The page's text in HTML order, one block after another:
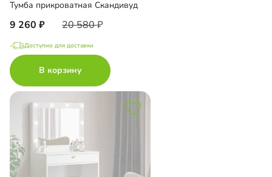
Тумба прикроватная Скандивуд
9 260 20 580
Доступно для доставки
В корзину